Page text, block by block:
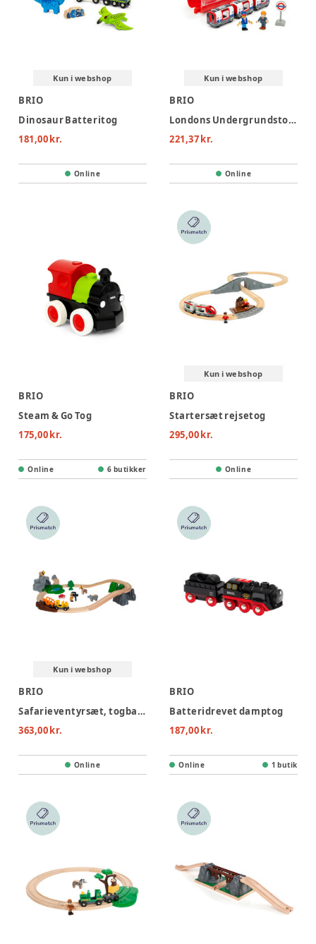
Kun i webshop
BRIO
Dinosaur Batteritog
181,00 kr.
Online
Kun i webshop
BRIO
Londons Undergrundstog(Trains of the World)
221,37 kr.
Online
BRIO
Steam & Go Tog
175,00 kr.
Online 6 butikker
Kun i webshop
BRIO
Startersæt rejsetog
295,00 kr.
Online
Kun i webshop
BRIO
Safarieventyrsæt, togbane
363,00 kr.
Online
BRIO
Batteridrevet damptog
187,00 kr.
Online 1 butik